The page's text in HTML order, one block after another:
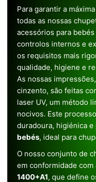
Para garantir a
todas as nossas
acessórios para
controlos internos e
os requisitos mais
qualidade, higiene e
As nossas
cinzento, são feitas
laser UV, um método
nocivos. Este
duradoura, higiénica
bebés, ideal para
O nosso conjunto de
em conformidade
1400+A1, que define